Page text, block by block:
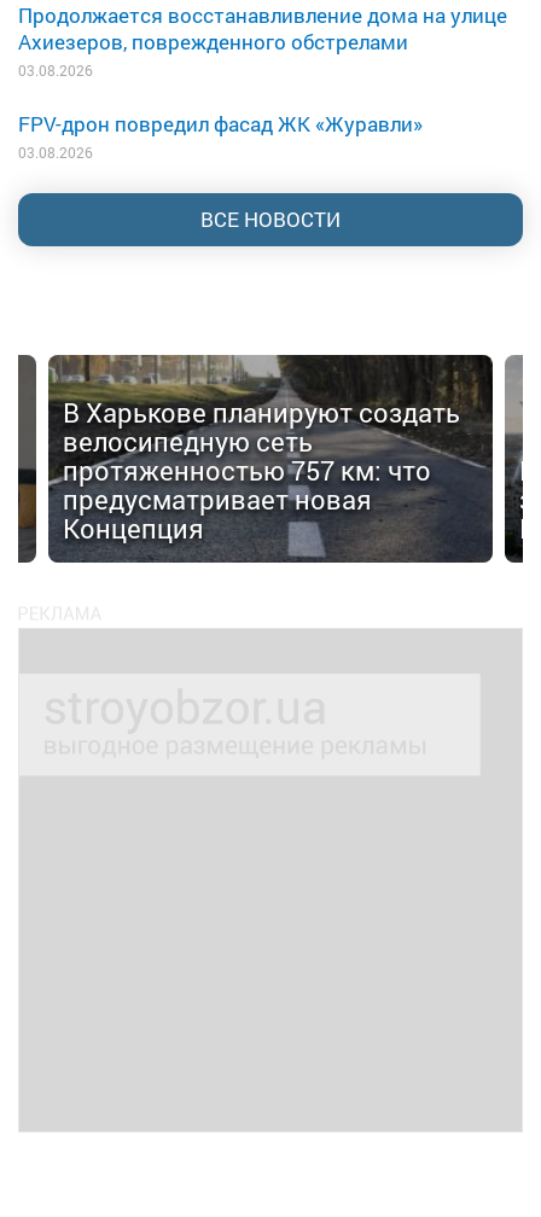
Продолжается восстанавливление дома на улице
Ахиезеров, поврежденного обстрелами
03.08.2026
FPV-дрон повредил фасад ЖК «Журавли»
03.08.2026
ВСЕ НОВОСТИ
В Харькове планируют создать
велосипедную сеть
протяженностью 757 км: что
предусматривает новая
Концепция